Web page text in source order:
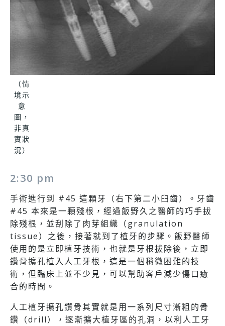
（情
境示
意
圖，
非真
實狀
況）
2:30 pm
手術進行到 #45 這顆牙（右下第二小臼齒）。牙齒
#45 本來是一顆殘根，經過飯野久之醫師的巧手拔
除殘根，並刮除了肉芽組織（granulation
tissue）之後，接著就到了植牙的步驟。飯野醫師
使用的是立即植牙技術，也就是牙根拔除後，立即
鑽骨擴孔植入人工牙根，這是一個稍微困難的技
術，但臨床上並不少見，可以幫助客戶減少傷口癒
合的時間。
人工植牙擴孔鑽骨其實就是用一系列尺寸漸粗的骨
鑽（drill），逐漸擴大植牙區的孔洞，以利人工牙